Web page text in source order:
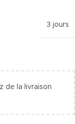
3 jours
de la livraison